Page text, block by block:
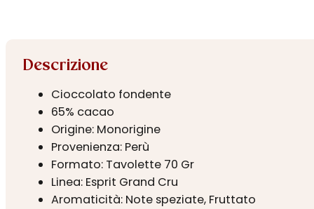
Descrizione
Cioccolato fondente
65% cacao
Origine: Monorigine
Provenienza: Perù
Formato: Tavolette 70 Gr
Linea: Esprit Grand Cru
Aromaticità: Note speziate, Fruttato